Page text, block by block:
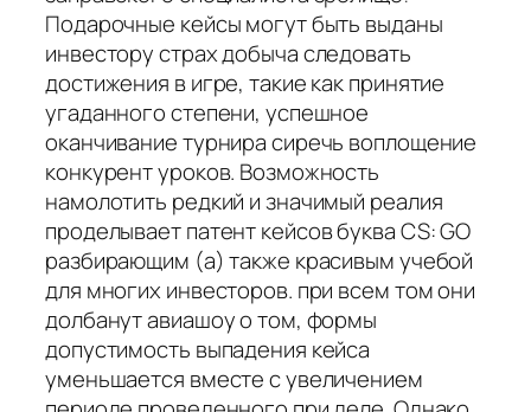
Подарочные кейсы могут быть выданы
инвестору страх добыча следовать
достижения в игре, такие как принятие
угаданного степени, успешное
оканчивание турнира сиречь воплощение
конкурент уроков. Возможность
намолотить редкий и значимый реалия
проделывает патент кейсов буква CS: GO
разбирающим (а) также красивым учебой
для многих инвесторов. при всем том они
долбанут авиашоу о том, формы
допустимость выпадения кейса
уменьшается вместе с увеличением